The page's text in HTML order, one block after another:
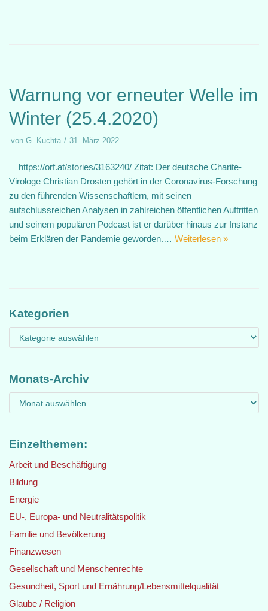
Warnung vor erneuter Welle im
Winter (25.4.2020)
von G. Kuchta 31. März 2022
https://orf.at/stories/3163240/ Zitat: Der deutsche Charite-
Virologe Christian Drosten gehört in der Coronavirus-Forschung
zu den führenden Wissenschaftlern, mit seinen
aufschlussreichen Analysen in zahlreichen öffentlichen Auftritten
und seinem populären Podcast ist er darüber hinaus zur Instanz
beim Erklären der Pandemie geworden.… Weiterlesen »
Kategorien
Monats-Archiv
Einzelthemen:
Arbeit und Beschäftigung
Bildung
Energie
EU-, Europa- und Neutralitätspolitik
Familie und Bevölkerung
Finanzwesen
Gesellschaft und Menschenrechte
Gesundheit, Sport und Ernährung/Lebensmittelqualität
Glaube / Religion